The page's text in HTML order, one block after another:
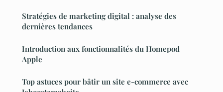
Stratégies de marketing digital : analyse des
dernières tendances
Introduction aux fonctionnalités du Homepod
Apple
Top astuces pour bâtir un site e-commerce avec